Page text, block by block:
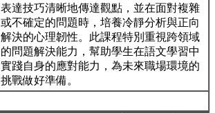
表達技巧清晰地傳達觀點，並在面對複雜
或不確定的問題時，培養冷靜分析與正向
解決的心理韌性。此課程特別重視跨領域
的問題解決能力，幫助學生在語文學習中
實踐自身的應對能力，為未來職場環境的
挑戰做好準備。